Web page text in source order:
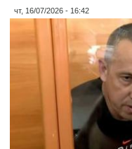
чт, 16/07/2026 - 16:42